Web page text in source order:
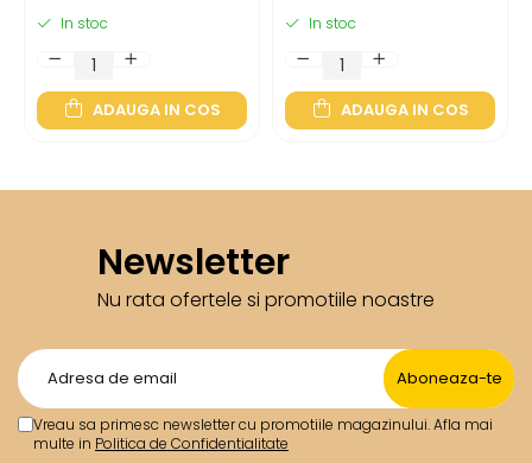
In stoc
ADAUGA IN COS
TOG, M
In stoc
ADAUGA IN COS
Newsletter
Nu rata ofertele si promotiile noastre
Vreau sa primesc newsletter cu promotiile magazinului. Afla mai
multe in Politica de Confidentialitate